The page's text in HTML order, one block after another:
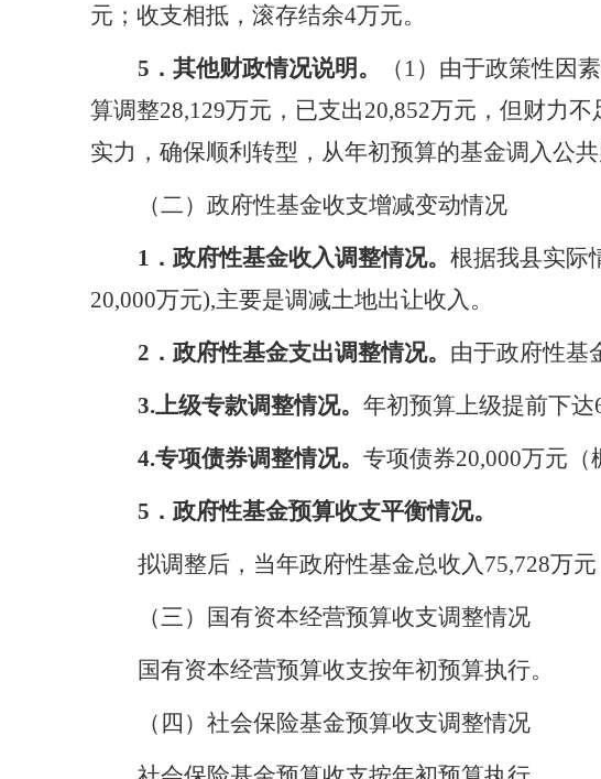
元；收支相抵，滚存结余4万元。
5 ． 其他财政情况说明。 （ 1） 由于政策性因
算调整28,129万元，已支出20,852万元，但财力
实力，确保顺利转型，从年初预算的基金调入公
（二）政府性基金收支增减变动情况
1 ． 政府性基金收入调整情况。 根据我县实际
20,000万元),主要是调减土地出让收入 。
2 ． 政府性基金支出调整情况。 由于政府性基
3.上级专款调整情况。 年初预算上级提前下达
4.专项债券调整情况。 专项债券20,000万元（
5 ． 政府性基金预算收支平衡情况。
拟调整后，当年政府性基金总收入75,728万
（三）国有资本经营预算收支调整情况
国有资本经营预算收支按年初预算执行。
（四）社会保险基金预算收支调整情况